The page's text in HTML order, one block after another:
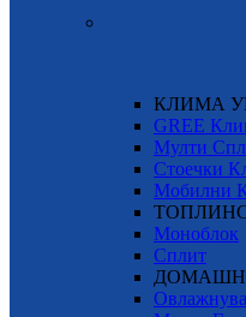
КЛИМА
GREE
Мулти
Стоечки
Мобилни
Моноблок
Сплит